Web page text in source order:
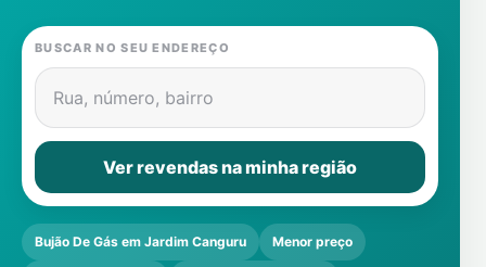
Gás
Contatos
BUSCAR NO SEU ENDEREÇO
Rua, número, bairro
Ver revendas na minha região
Bujão De Gás em Jardim Canguru Menor preço